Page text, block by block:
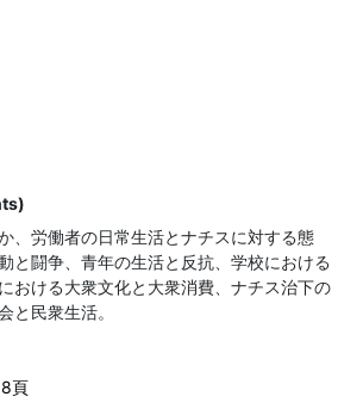
、労働者の日常生活とナチスに対する態
と闘争、青年の生活と反抗、学校における
おける大衆文化と大衆消費、ナチス治下の
と民衆生活。
頁